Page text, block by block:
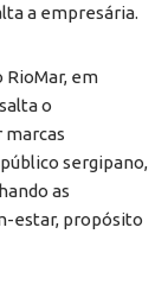
a empresária.
em
o
marcas
sergipano,
as
estar, propósito